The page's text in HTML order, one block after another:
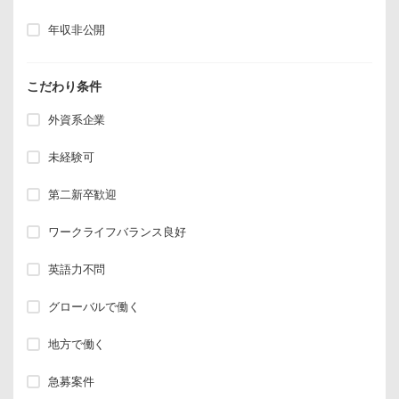
年収非公開
こだわり条件
外資系企業
未経験可
第二新卒歓迎
ワークライフバランス良好
英語力不問
グローバルで働く
地方で働く
急募案件